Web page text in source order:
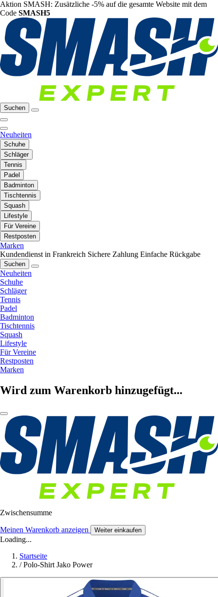
Aktion SMASH: Zusätzliche -5% auf die gesamte Website mit dem
Code SMASH5
Suchen
Neuheiten
Schuhe
Schläger
Tennis
Padel
Badminton
Tischtennis
Squash
Lifestyle
Für Vereine
Restposten
Marken
Kundendienst in Frankreich Sichere Zahlung Einfache Rückgabe
Suchen
Neuheiten
Schuhe
Schläger
Tennis
Padel
Badminton
Tischtennis
Squash
Lifestyle
Für Vereine
Restposten
Marken
Wird zum Warenkorb hinzugefügt...
Zwischensumme
Meinen Warenkorb anzeigen Weiter einkaufen
Loading...
Startseite
/ Polo-Shirt Jako Power